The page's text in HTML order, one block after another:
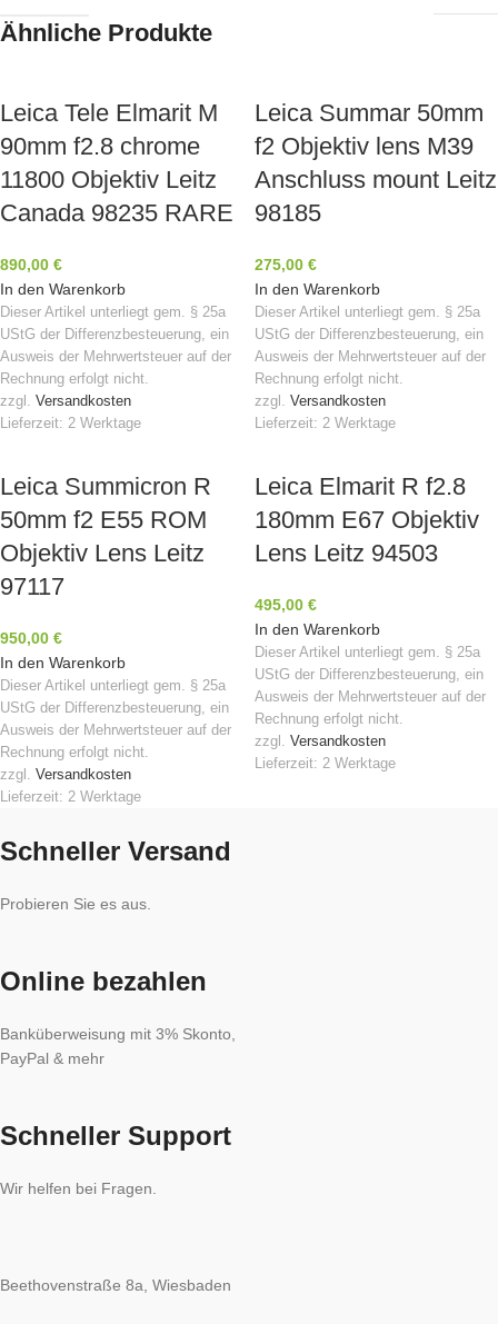
Ähnliche Produkte
Leica Tele Elmarit M
90mm f2.8 chrome
11800 Objektiv Leitz
Canada 98235 RARE
890,00 €
In den Warenkorb
Dieser Artikel unterliegt gem. § 25a
UStG der Differenzbesteuerung, ein
Ausweis der Mehrwertsteuer auf der
Rechnung erfolgt nicht.
zzgl. Versandkosten
Lieferzeit: 2 Werktage
Leica Summar 50mm
f2 Objektiv lens M39
Anschluss mount Leitz
98185
275,00 €
In den Warenkorb
Dieser Artikel unterliegt gem. § 25a
UStG der Differenzbesteuerung, ein
Ausweis der Mehrwertsteuer auf der
Rechnung erfolgt nicht.
zzgl. Versandkosten
Lieferzeit: 2 Werktage
Leica Summicron R
50mm f2 E55 ROM
Objektiv Lens Leitz
97117
950,00 €
In den Warenkorb
Dieser Artikel unterliegt gem. § 25a
UStG der Differenzbesteuerung, ein
Ausweis der Mehrwertsteuer auf der
Rechnung erfolgt nicht.
zzgl. Versandkosten
Lieferzeit: 2 Werktage
Leica Elmarit R f2.8
180mm E67 Objektiv
Lens Leitz 94503
495,00 €
In den Warenkorb
Dieser Artikel unterliegt gem. § 25a
UStG der Differenzbesteuerung, ein
Ausweis der Mehrwertsteuer auf der
Rechnung erfolgt nicht.
zzgl. Versandkosten
Lieferzeit: 2 Werktage
Schneller Versand
Probieren Sie es aus.
Online bezahlen
Banküberweisung mit 3% Skonto,
PayPal & mehr
Schneller Support
Wir helfen bei Fragen.
Beethovenstraße 8a, Wiesbaden